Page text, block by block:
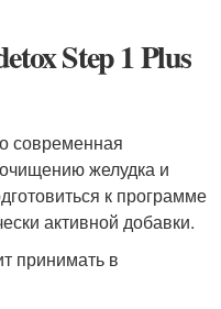
Step 1 Plus
современная
желудка и
к программе
активной добавки.
принимать в